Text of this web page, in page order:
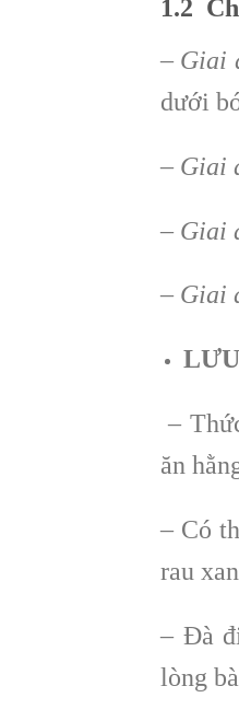
1.2
– Giai
dưới
– Giai
– Giai
– Giai
–
ăn
– Có
rau
– Đà
lòng